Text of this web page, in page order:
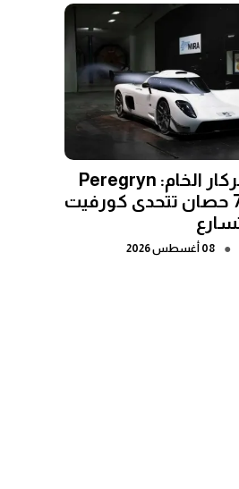
أداء السوبركار الخام: Peregryn
GTR بـ 700 حصان تتحدى كورفيت
● 08 أغسطس 2026